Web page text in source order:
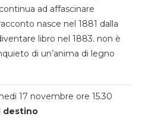
ad affascinare
nasce nel 1881 dalla
libro nel 1883. non è
di un’anima di legno
17 novembre ore 15.30
destino